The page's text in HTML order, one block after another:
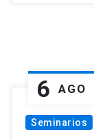
6 AGO
Seminarios